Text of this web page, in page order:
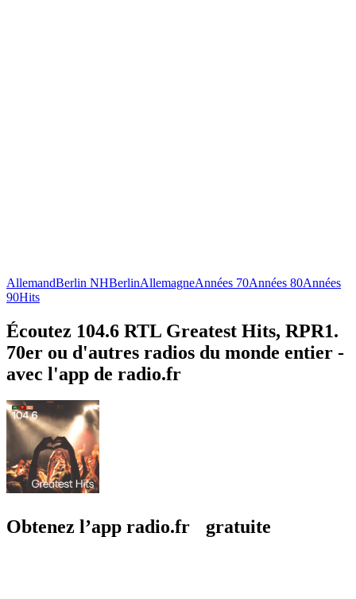
AllemandBerlin NHBerlinAllemagneAnnées 70Années 80Années
90Hits
Écoutez 104.6 RTL Greatest Hits, RPR1.
70er ou d'autres radios du monde entier -
avec l'app de radio.fr
Obtenez l’app radio.fr gratuite